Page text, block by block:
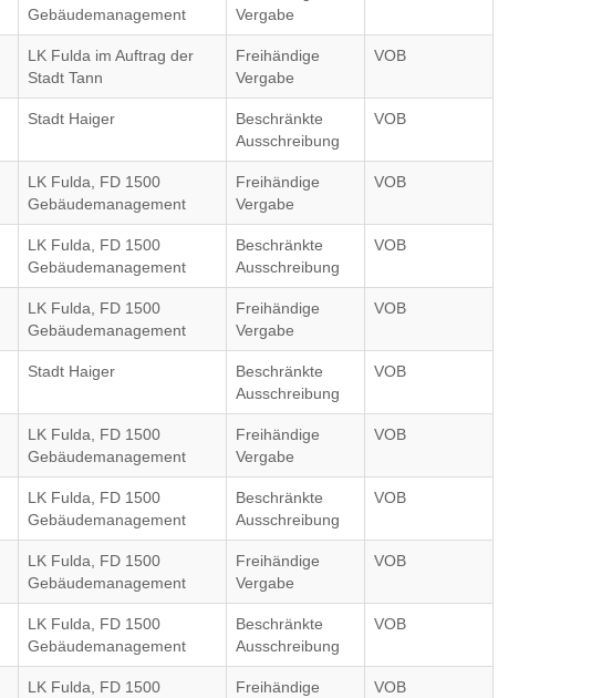
Gebäudemanagement
Vergabe
LK Fulda im Auftrag der
Stadt Tann
Freihändige
Vergabe
VOB
Stadt Haiger
Beschränkte
Ausschreibung
VOB
LK Fulda, FD 1500
Gebäudemanagement
Freihändige
Vergabe
VOB
LK Fulda, FD 1500
Gebäudemanagement
Beschränkte
Ausschreibung
VOB
LK Fulda, FD 1500
Gebäudemanagement
Freihändige
Vergabe
VOB
Stadt Haiger
Beschränkte
Ausschreibung
VOB
LK Fulda, FD 1500
Gebäudemanagement
Freihändige
Vergabe
VOB
LK Fulda, FD 1500
Gebäudemanagement
Beschränkte
Ausschreibung
VOB
LK Fulda, FD 1500
Gebäudemanagement
Freihändige
Vergabe
VOB
LK Fulda, FD 1500
Gebäudemanagement
Beschränkte
Ausschreibung
VOB
LK Fulda, FD 1500
Freihändige
VOB